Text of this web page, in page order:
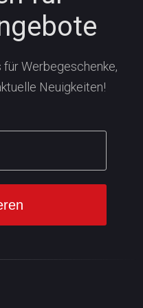
Werbegeschenke,
Neuigkeiten!